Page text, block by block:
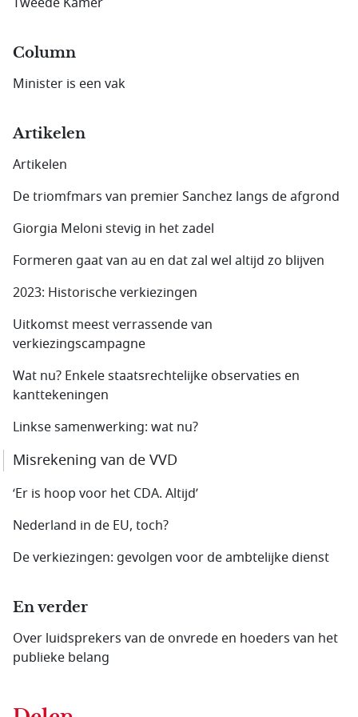
Column
Minister is een vak
Artikelen
Artikelen
De triomfmars van premier Sanchez langs de afgrond
Giorgia Meloni stevig in het zadel
Formeren gaat van au en dat zal wel altijd zo blijven
2023: Historische verkiezingen
Uitkomst meest verrassende van
verkiezingscampagne
Wat nu? Enkele staatsrechtelijke observaties en
kanttekeningen
Linkse samenwerking: wat nu?
Misrekening van de VVD
‘Er is hoop voor het CDA. Altijd’
Nederland in de EU, toch?
De verkiezingen: gevolgen voor de ambtelijke dienst
En verder
Over luidsprekers van de onvrede en hoeders van het
publieke belang